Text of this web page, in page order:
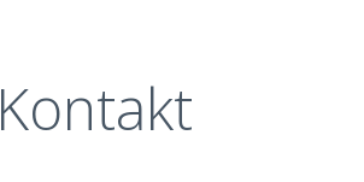
Kontakt